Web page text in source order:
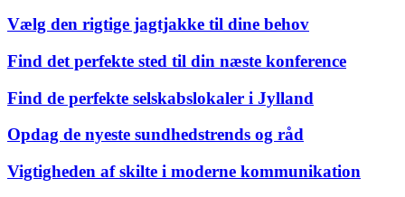
Vælg den rigtige jagtjakke til dine behov
Find det perfekte sted til din næste konference
Find de perfekte selskabslokaler i Jylland
Opdag de nyeste sundhedstrends og råd
Vigtigheden af skilte i moderne kommunikation